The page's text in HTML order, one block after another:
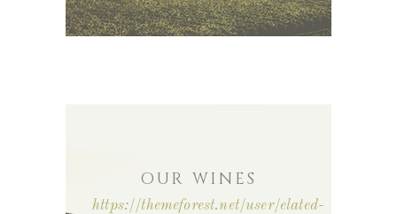
OUR WINES
https://themeforest.net/user/elated-